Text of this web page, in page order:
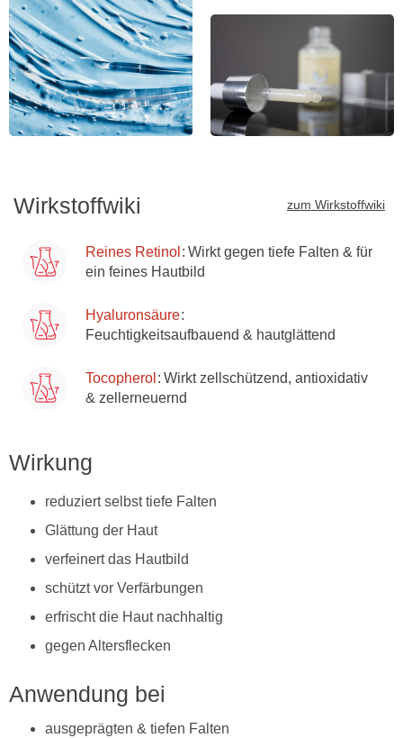
Anwendung bei
ausgeprägten & tiefen Falten
Wirkung
reduziert selbst tiefe Falten
Glättung der Haut
verfeinert das Hautbild
schützt vor Verfärbungen
erfrischt die Haut nachhaltig
gegen Altersflecken
Reines Retinol
Wirkt gegen tiefe Falten & für
ein feines Hautbild
Hyaluronsäure
Feuchtigkeitsaufbauend & hautglättend
Tocopherol
Wirkt zellschützend, antioxidativ
& zellerneuernd